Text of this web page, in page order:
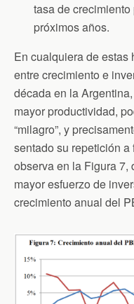
tasa de
próximos años.
En cualquiera de
entre crecimiento e
década en la
mayor productividad,
“milagro”, y
sentado su repetición
observa en la Figura 7,
mayor esfuerzo de
crecimiento anual del